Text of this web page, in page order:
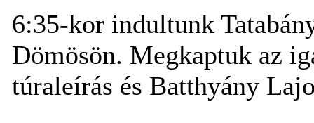
6:35-kor indultunk
Dömösön. Megkaptuk az
túraleírás és Batthyány